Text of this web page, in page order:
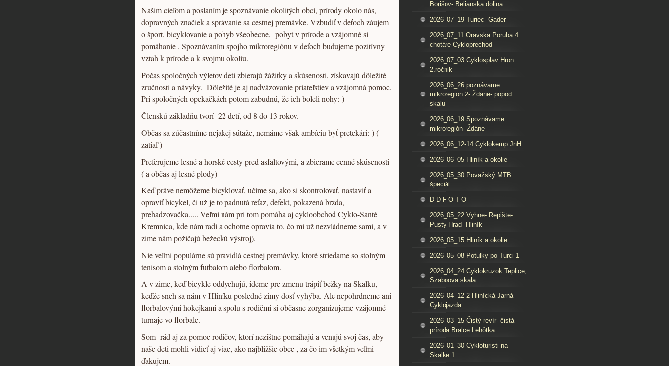
Našim cieľom a poslaním je spoznávanie okolitých obcí, prírody okolo nás,
dopravných značiek a správanie sa cestnej premávke. Vzbudiť v deťoch záujem
o šport, bicyklovanie a pohyb všeobecne, pobyt v prírode a vzájomné si
pomáhanie . Spoznávaním spojho mikroregiónu v deťoch budujeme pozitívny
vztah k prírode a k svojmu okoliu.
Počas spoločných výletov deti zbierajú žážitky a skúsenosti, získavajú dôležité
zručnosti a návyky. Dôležité je aj nadväzovanie priateľstiev a vzájomná pomoc.
Pri spoločných opekačkách potom zabudnú, že ich boleli nohy:-)
Členskú základňu tvorí 22 detí, od 8 do 13 rokov.
Občas sa zúčastníme nejakej sútaže, nemáme však ambíciu byť pretekári:-) (
zatiaľ )
Preferujeme lesné a horské cesty pred asfaltovými, a zbierame cenné skúsenosti
( a občas aj lesné plody)
Keď práve nemôžeme bicyklovať, učíme sa, ako si skontrolovať, nastaviť a
opraviť bicykel, či už je to padnutá reťaz, defekt, pokazená brzda,
prehadzovačka..... Veľmi nám pri tom pomáha aj cykloobchod Cyklo-Santé
Kremnica, kde nám radi a ochotne opravia to, čo mi už nezvládneme sami, a v
zime nám požičajú bežeckú výstroj).
Nie veľmi populárne sú pravidlá cestnej premávky, ktoré striedame so stolným
tenisom a stolným futbalom alebo florbalom.
A v zime, keď bicykle oddychujú, ideme pre zmenu trápiť bežky na Skalku,
keďže sneh sa nám v Hliníku posledné zimy dosť vyhýba. Ale nepohrdneme ani
florbalovými hokejkami a spolu s rodičmi si občasne zorganizujeme vzájomné
turnaje vo florbale.
Som rád aj za pomoc rodičov, ktorí nezištne pomáhajú a venujú svoj čas, aby
naše deti mohli vidieť aj viac, ako najbližšie obce , za čo im všetkým veľmi
ďakujem.
Borišov- Belianska dolina
2026_07_19 Turiec- Gader
2026_07_11 Oravska Poruba 4
chotáre Cykloprechod
2026_07_03 Cyklosplav Hron
2.ročnik
2026_06_26 poznávame
mikroregión 2- Ždaňe- popod
skalu
2026_06_19 Spoznávame
mikroregión- Ždáne
2026_06_12-14 Cyklokemp JnH
2026_06_05 Hliník a okolie
2026_05_30 Považský MTB
špeciál
D D F O T O
2026_05_22 Vyhne- Repište-
Pusty Hrad- Hliník
2026_05_15 Hliník a okolie
2026_05_08 Potulky po Turci 1
2026_04_24 Cyklokruzok Teplice,
Szaboova skala
2026_04_12 2 Hlinícká Jarná
Cyklojazda
2026_03_15 Čistý revír- čistá
príroda Bralce Lehôtka
2026_01_30 Cykloturisti na
Skalke 1